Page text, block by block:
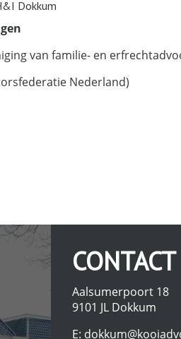
Dokkum
van familie- en
Nederland)
CONTACT
Aalsumerpoort 18
9101 JL Dokkum
E: